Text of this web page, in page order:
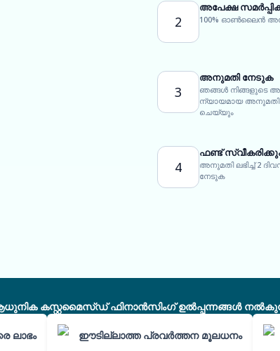
2
അപേക്ഷ
100% ഓൺലൈൻ
3
അനുമതി നേടുക
ഞങ്ങൾ നിങ്ങളുടെ
ന്യായമായ അനുമതി
ചെയ്യും
4
ഫണ്ട്
അനുമതി ലഭിച്ച് 2
നേടുക
കസ്റ്റമൈസ്ഡ് ഫിനാൻസിംഗ് ഉൽപ്പന്നങ്ങൾ
ലാഭം ഈടില്ലാത്ത പ്രവർത്തന മൂലധനം